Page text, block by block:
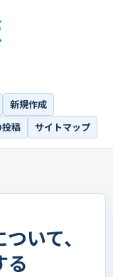
新規作成
稿 サイトマップ
いて、
る